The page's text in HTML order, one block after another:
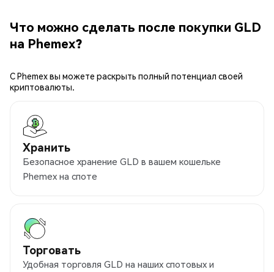
Что можно сделать после покупки GLD
на Phemex?
С Phemex вы можете раскрыть полный потенциал своей
криптовалюты.
Хранить
Безопасное хранение GLD в вашем кошельке
Phemex на споте
Торговать
Удобная торговля GLD на наших спотовых и